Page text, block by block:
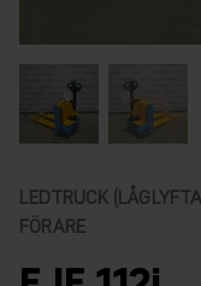
LEDTRUCK
FÖRARE